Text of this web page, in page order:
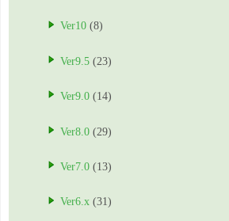
Ver10 (8)
Ver9.5 (23)
Ver9.0 (14)
Ver8.0 (29)
Ver7.0 (13)
Ver6.x (31)